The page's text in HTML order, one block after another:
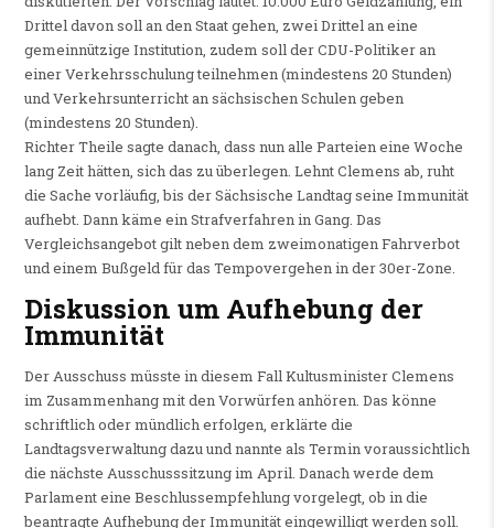
Drittel davon soll an den Staat gehen, zwei Drittel an eine
gemeinnützige Institution, zudem soll der CDU-Politiker an
einer Verkehrsschulung teilnehmen (mindestens 20 Stunden)
und Verkehrsunterricht an sächsischen Schulen geben
(mindestens 20 Stunden).
Richter Theile sagte danach, dass nun alle Parteien eine Woche
lang Zeit hätten, sich das zu überlegen. Lehnt Clemens ab, ruht
die Sache vorläufig, bis der Sächsische Landtag seine Immunität
aufhebt. Dann käme ein Strafverfahren in Gang. Das
Vergleichsangebot gilt neben dem zweimonatigen Fahrverbot
und einem Bußgeld für das Tempovergehen in der 30er-Zone.
Diskussion um Aufhebung der
Immunität
Der Ausschuss müsste in diesem Fall Kultusminister Clemens
im Zusammenhang mit den Vorwürfen anhören. Das könne
schriftlich oder mündlich erfolgen, erklärte die
Landtagsverwaltung dazu und nannte als Termin voraussichtlich
die nächste Ausschusssitzung im April. Danach werde dem
Parlament eine Beschlussempfehlung vorgelegt, ob in die
beantragte Aufhebung der Immunität eingewilligt werden soll.